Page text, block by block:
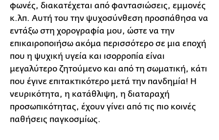
φωνές, διακατέχεται από φαντασιώσεις, εμμονές
κ.λπ. Αυτή του την ψυχοσύνθεση προσπάθησα να
εντάξω στη χορογραφία μου, ώστε να την
επικαιροποιήσω ακόμα περισσότερο σε μια εποχή
που η ψυχική υγεία και ισορροπία είναι
μεγαλύτερο ζητούμενο και από τη σωματική, κάτι
που έγινε επιτακτικότερο μετά την πανδημία! Η
νευρικότητα, η κατάθλιψη, η διαταραχή
προσωπικότητας, έχουν γίνει από τις πιο κοινές
παθήσεις παγκοσμίως.